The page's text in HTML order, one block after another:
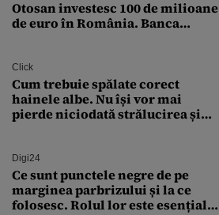
Otosan investesc 100 de milioane
de euro în România. Banca
Click
Cum trebuie spălate corect
hainele albe. Nu își vor mai
pierde niciodată strălucirea și
Digi24
Ce sunt punctele negre de pe
marginea parbrizului și la ce
folosesc. Rolul lor este esențial